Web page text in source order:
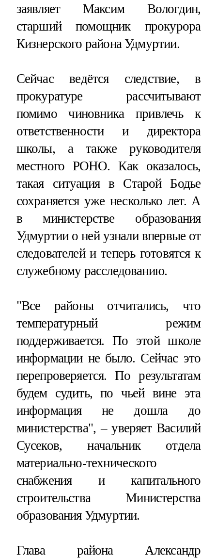
заявляет Максим Вологдин,
старший помощник прокурора
Кизнерского района Удмуртии.
Сейчас ведётся следствие, в
прокуратуре рассчитывают
помимо чиновника привлечь к
ответственности и директора
школы, а также руководителя
местного РОНО. Как оказалось,
такая ситуация в Старой Бодье
сохраняется уже несколько лет. А
в министерстве образования
Удмуртии о ней узнали впервые от
следователей и теперь готовятся к
служебному расследованию.
"Все районы отчитались, что
температурный режим
поддерживается. По этой школе
информации не было. Сейчас это
перепроверяется. По результатам
будем судить, по чьей вине эта
информация не дошла до
министерства", – уверяет Василий
Сусеков, начальник отдела
материально-технического
снабжения и капитального
строительства Министерства
образования Удмуртии.
Глава района Александр